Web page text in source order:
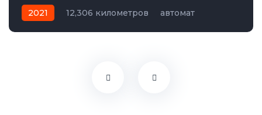
2021 12,306 километров
автомат